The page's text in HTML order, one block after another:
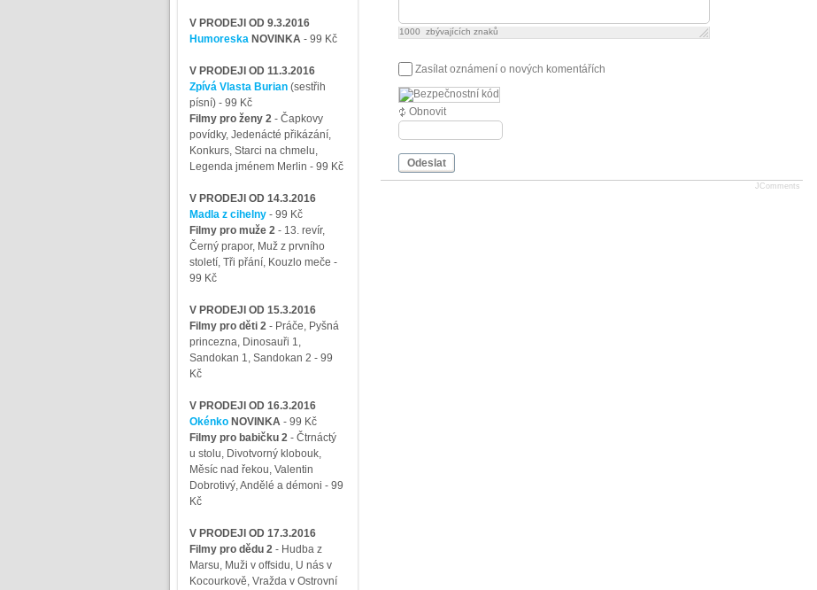
V PRODEJI OD 9.3.2016
HumoreskaNOVINKA - 99 Kč
V PRODEJI OD 11.3.2016
Zpívá Vlasta Burian (sestřih
písní) - 99 Kč
Filmy pro ženy 2- Čapkovy
povídky, Jedenácté přikázání,
Konkurs, Starci na chmelu,
Legenda jménem Merlin - 99 Kč
V PRODEJI OD 14.3.2016
Madla z cihelny - 99 Kč
Filmy pro muže 2- 13. revír,
Černý prapor, Muž z prvního
století, Tři přání, Kouzlo meče -
99 Kč
V PRODEJI OD 15.3.2016
Filmy pro děti 2- Práče, Pyšná
princezna, Dinosauři 1,
Sandokan 1, Sandokan 2 - 99
Kč
V PRODEJI OD 16.3.2016
Okénko NOVINKA - 99 Kč
Filmy pro babičku 2- Čtrnáctý
u stolu, Divotvorný klobouk,
Měsíc nad řekou, Valentin
Dobrotivý, Andělé a démoni - 99
Kč
V PRODEJI OD 17.3.2016
Filmy pro dědu 2- Hudba z
Marsu, Muži v offsidu, U nás v
Kocourkově, Vražda v Ostrovní
1000 zbývajících znaků
Zasílat oznámení o nových komentářích
Obnovit
Odeslat
JComments